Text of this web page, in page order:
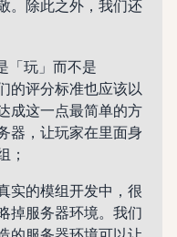
。除此之外，我们还
「玩」而不是
的评分标准也应该以
成这一点最简单的方
器，让玩家在里面身
；
实的模组开发中，很
掉服务器环境。我们